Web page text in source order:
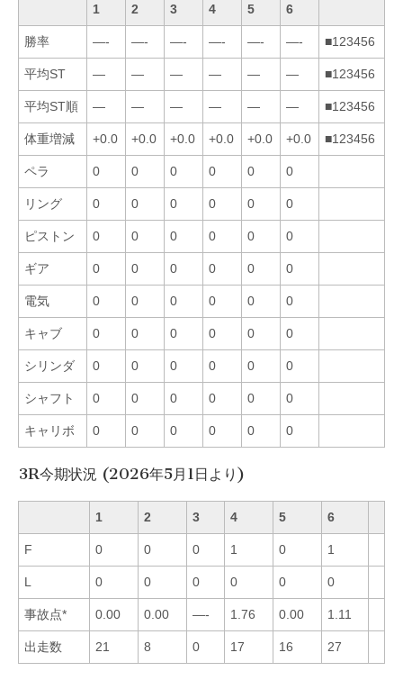
1 2 3 4 5 6
勝率 —- —- —- —- —- —- ■123456
平均ST — — — — — — ■123456
平均ST順 — — — — — — ■123456
体重増減 +0.0 +0.0 +0.0 +0.0 +0.0 +0.0 ■123456
ペラ 0 0 0 0 0 0
リング 0 0 0 0 0 0
ピストン 0 0 0 0 0 0
ギア 0 0 0 0 0 0
電気 0 0 0 0 0 0
キャブ 0 0 0 0 0 0
シリンダ 0 0 0 0 0 0
シャフト 0 0 0 0 0 0
キャリボ 0 0 0 0 0 0
3R今期状況 (2026年5月1日より)
1 2 3 4 5 6
F 0 0 0 1 0 1
L 0 0 0 0 0 0
事故点* 0.00 0.00 —- 1.76 0.00 1.11
出走数 21 8 0 17 16 27